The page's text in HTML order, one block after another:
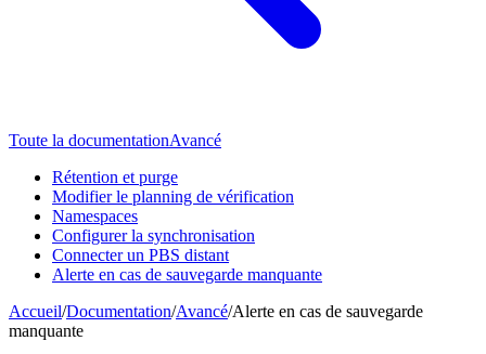
Toute la documentationAvancé
Rétention et purge
Modifier le planning de vérification
Namespaces
Configurer la synchronisation
Connecter un PBS distant
Alerte en cas de sauvegarde manquante
Accueil/Documentation/Avancé/Alerte en cas de sauvegarde
manquante